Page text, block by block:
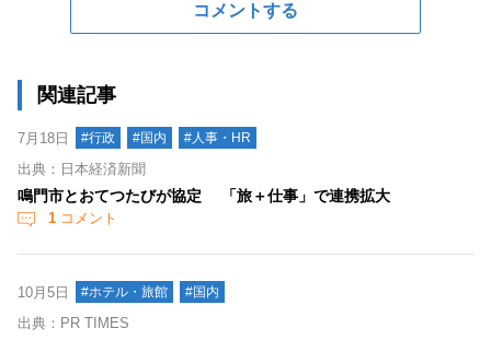
コメントする
関連記事
7月18日 #行政 #国内 #人事・HR
出典：日本経済新聞
鳴門市とおてつたびが協定 「旅＋仕事」で連携拡大
1 コメント
10月5日 #ホテル・旅館 #国内
出典：PR TIMES